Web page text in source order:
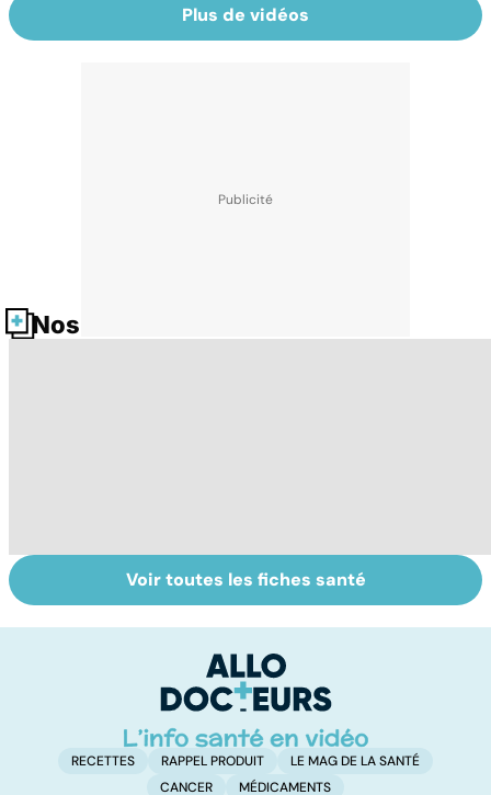
Plus de vidéos
Nos fiches santé
Tout savoir sur
les virus
Votre santé en
vacances
Voir toutes les fiches santé
RECETTES RAPPEL PRODUIT
LE MAG DE LA SANTÉ
CANCER
MÉDICAMENTS